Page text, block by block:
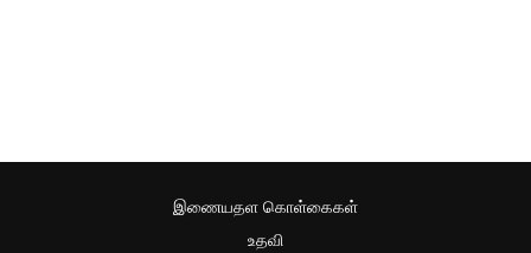
இணையதள கொள்கைகள்
உதவி